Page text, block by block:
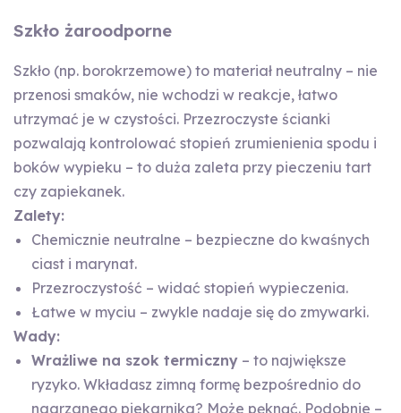
Szkło żaroodporne
Szkło (np. borokrzemowe) to materiał neutralny – nie
przenosi smaków, nie wchodzi w reakcje, łatwo
utrzymać je w czystości. Przezroczyste ścianki
pozwalają kontrolować stopień zrumienienia spodu i
boków wypieku – to duża zaleta przy pieczeniu tart
czy zapiekanek.
Zalety:
Chemicznie neutralne – bezpieczne do kwaśnych
ciast i marynat.
Przezroczystość – widać stopień wypieczenia.
Łatwe w myciu – zwykle nadaje się do zmywarki.
Wady:
Wrażliwe na szok termiczny – to największe
ryzyko. Wkładasz zimną formę bezpośrednio do
nagrzanego piekarnika? Może pęknąć. Podobnie –